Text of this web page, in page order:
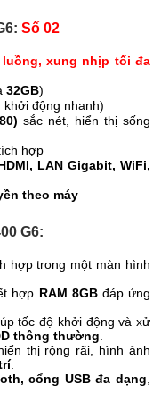
Số 02
luồng, xung nhịp tối đa
32GB)
khởi động nhanh)
sắc nét, hiển thị sống
hợp
LAN Gigabit, WiFi,
theo máy
G6:
hợp trong một màn hình
hợp RAM 8GBđáp ứng
tốc độ khởi động và xử
thông thường
thị rộng rãi, hình ảnh
.
cổng USB đa dạng